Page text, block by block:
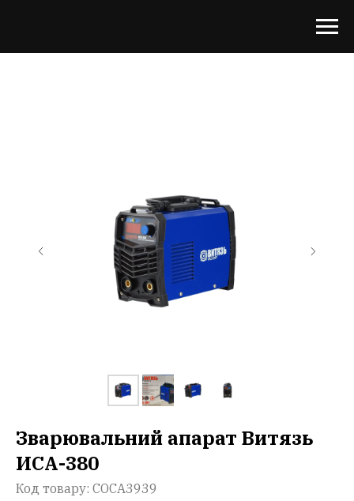
Зварювальний апарат Витязь
ИСА-380
Код товару: СОСА3939